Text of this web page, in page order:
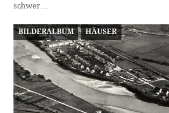
schwer…
BILDERALBUM HÄUSER